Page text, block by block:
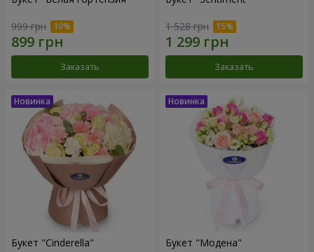
999 грн
Заказать
1 528 грн
Заказать
Букет "Cinderella" Букет "Модена"